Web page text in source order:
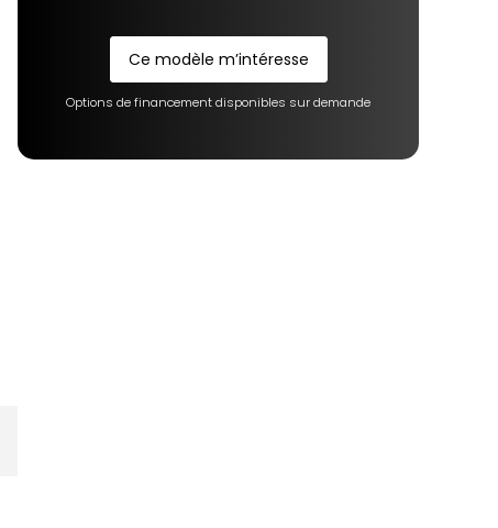
Ce modèle m’intéresse
Options de financement disponibles sur demande